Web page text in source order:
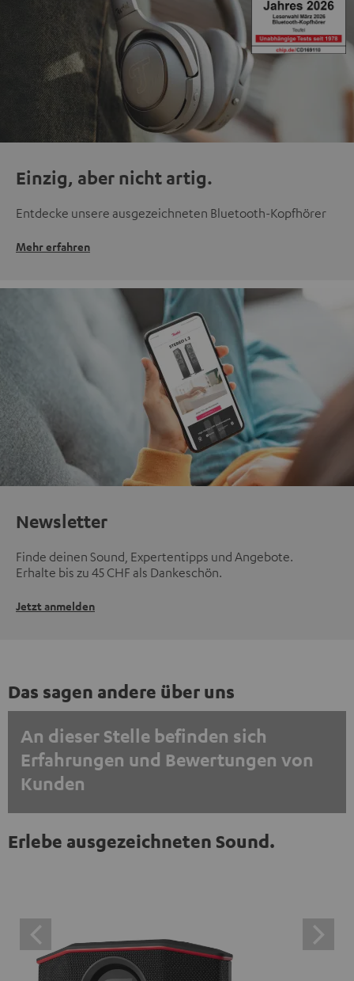
Einzig, aber nicht artig.
Entdecke unsere ausgezeichneten Bluetooth-Kopfhörer
Mehr erfahren
Newsletter
Finde deinen Sound, Expertentipps und Angebote.
Erhalte bis zu 45 CHF als Dankeschön.
Jetzt anmelden
Das sagen andere über uns
An dieser Stelle befinden sich
Erfahrungen und Bewertungen von
Kunden
EINMALIG ZUSTIMMEN UND ANZEIGEN
werden. Mit dem Anklicken des Inhalts wird zugestimmt,
dass externe Inhalte angezeigt werden. Dabei können
Erlebe ausgezeichneten Sound.